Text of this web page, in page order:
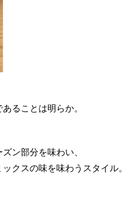
ることは明らか。
ン部分を味わい、
クスの味を味わうスタイル。